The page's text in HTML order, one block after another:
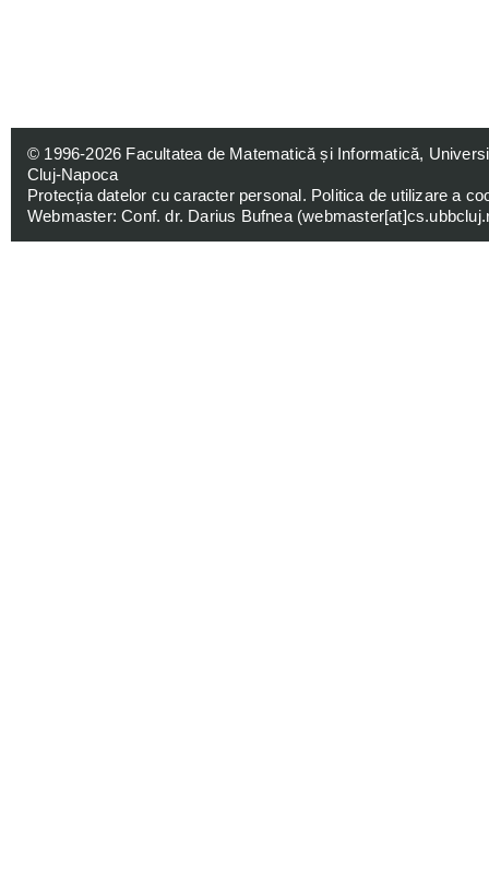
© 1996-2026 Facultatea de Matematică și Informatică,
Cluj-Napoca
Protecția datelor cu caracter personal. Politica de utilizare a
Webmaster: Conf. dr. Darius Bufnea (